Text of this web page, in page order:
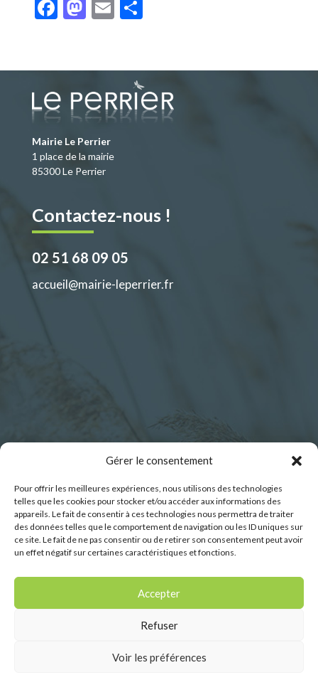
Gérer le consentement
Pour offrir les meilleures expériences, nous utilisons des technologies
telles que les cookies pour stocker et/ou accéder aux informations des
appareils. Le fait de consentir à ces technologies nous permettra de traiter
des données telles que le comportement de navigation ou les ID uniques sur
ce site. Le fait de ne pas consentir ou de retirer son consentement peut avoir
un effet négatif sur certaines caractéristiques et fonctions.
Accepter
Refuser
Voir les préférences
F
b
o
o
k
M
d
o
n
E
l
P
g
er
Mairie Le Perrier
1 place de la mairie
85300 Le Perrier
Contactez-nous !
02 51 68 09 05
accueil@mairie-leperrier.fr
Horaires d’ouverture :
Lundi : 9h00 – 12h30
Mardi : 9h00 – 12h30
Mercredi : 9h00 – 12h30
Jeudi : 9h00 – 12h30
Samedi : 9h00-11h45
Conception du site internet :